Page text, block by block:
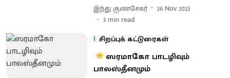
இந்து குணசேகர்
26 Nov 2023
3 min read
சிறப்புக் கட்டுரைகள்
ஸரமாகோ பாடழிவும்
பாலஸ்தீனமும்